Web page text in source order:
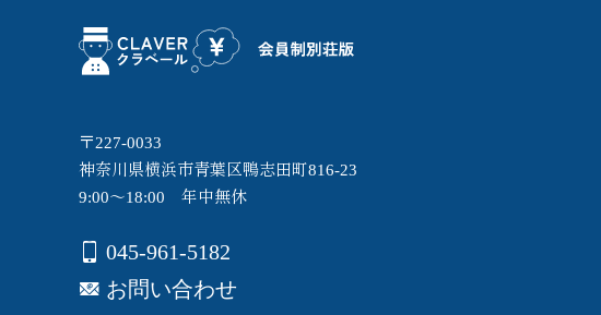
〒227-0033
神奈川県横浜市青葉区鴨志田町816-23
9:00～18:00 年中無休
045-961-5182
お問い合わせ